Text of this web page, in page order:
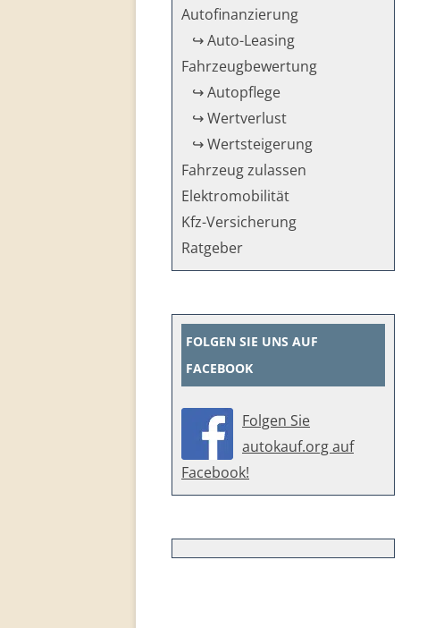
Autofinanzierung
↪ Auto-Leasing
Fahrzeug­bewertung
↪ Autopflege
↪ Wertverlust
↪ Wertsteigerung
Fahrzeug zulassen
Elektromobilität
Kfz-Versicherung
Ratgeber
FOLGEN SIE UNS AUF
FACEBOOK
Folgen Sie
autokauf.org auf
Facebook!